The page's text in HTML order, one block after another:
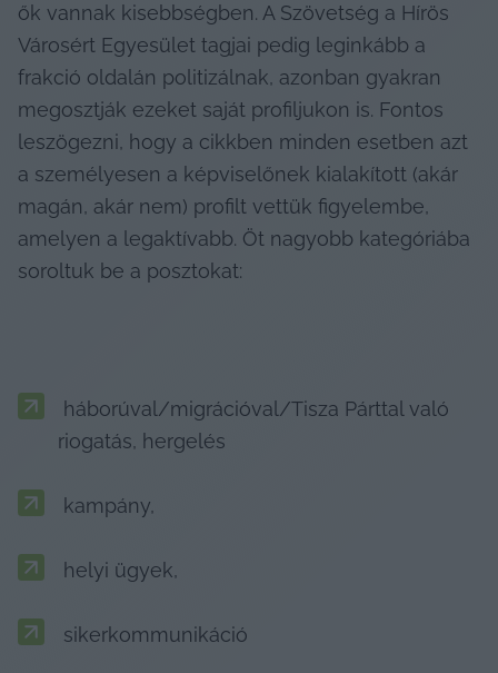
ők vannak kisebbségben. A Szövetség a Hírös
Városért Egyesület tagjai pedig leginkább a
frakció oldalán politizálnak, azonban gyakran
megosztják ezeket saját profiljukon is. Fontos
leszögezni, hogy a cikkben minden esetben azt
a személyesen a képviselőnek kialakított (akár
magán, akár nem) profilt vettük figyelembe,
amelyen a legaktívabb. Öt nagyobb kategóriába
soroltuk be a posztokat:
háborúval/migrációval/Tisza Párttal való
riogatás, hergelés
kampány,
helyi ügyek,
sikerkommunikáció